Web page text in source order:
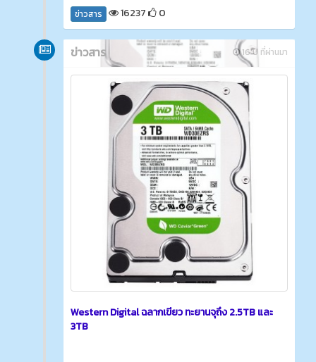
ข่าวสาร 16237 0
16 ปี ที่ผ่านมา
ข่าวสาร
Western Digital ฉลากเขียว ทะยานจุถึง 2.5TB และ
3TB